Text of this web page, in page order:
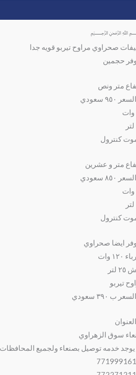
صحراوي مراوح تيربو قويه جدا
حجمين
متر ونص
٩٥٠ سعودي
كنترول
متر و عشرين
٨٥٠ سعودي
كنترول
ايضا صحراوي
وات
لتر
تيربو
ب ٣٩٠ سعودي
سوق الزهراوي
خدمه توصيل بصنعاء ولجميع